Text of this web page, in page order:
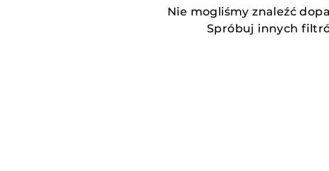
Nie mogliśmy znaleźć
Spróbuj innych